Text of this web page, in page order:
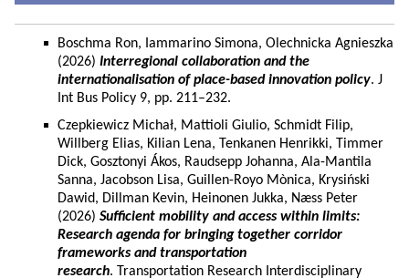
Boschma Ron, Iammarino Simona, Olechnicka Agnieszka
(2026) Interregional collaboration and the
internationalisation of place-based innovation policy. J
Int Bus Policy 9, pp. 211–232.
Czepkiewicz Michał, Mattioli Giulio, Schmidt Filip,
Willberg Elias, Kilian Lena, Tenkanen Henrikki, Timmer
Dick, Gosztonyi Ákos, Raudsepp Johanna, Ala-Mantila
Sanna, Jacobson Lisa, Guillen-Royo Mònica, Krysiński
Dawid, Dillman Kevin, Heinonen Jukka, Næss Peter
(2026) Sufficient mobility and access within limits:
Research agenda for bringing together corridor
frameworks and transportation
research. Transportation Research Interdisciplinary